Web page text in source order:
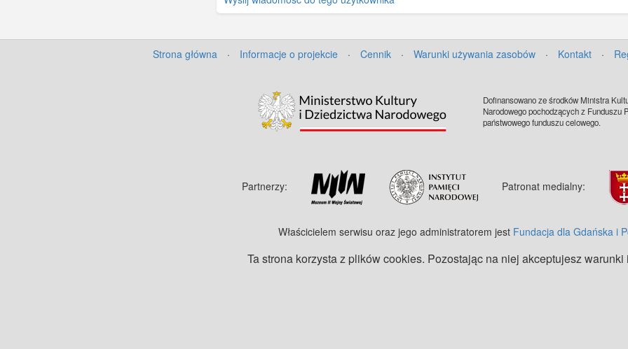
Strona główna · Informacje o projekcie · Cennik · Warunki używania zasobów · Kontakt ·
Dofinansowano ze środków Ministra
Narodowego pochodzących z Funduszu
państwowego funduszu celowego.
Partnerzy: Patronat medialny:
Właścicielem serwisu oraz jego administratorem jest Fundacja dla Gdańska i
Ta strona korzysta z plików cookies. Pozostając na niej akceptujesz warunki